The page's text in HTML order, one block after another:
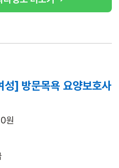
] 방문목욕 요양보호사
원